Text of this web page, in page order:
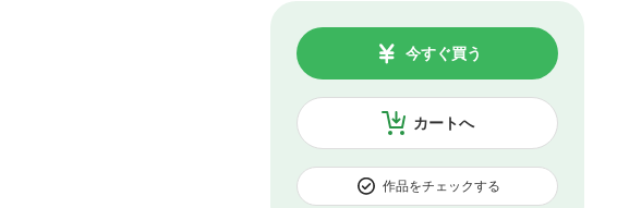
カートへ
今すぐ買う
作品をチェックする